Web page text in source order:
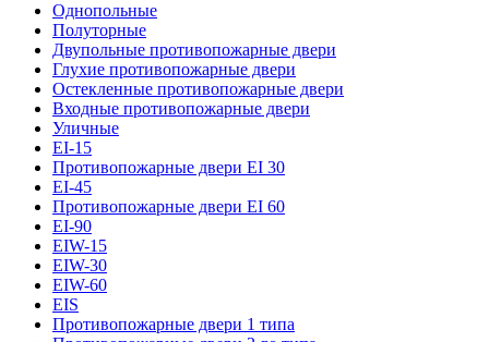
Однопольные
Полуторные
Двупольные противопожарные двери
Глухие противопожарные двери
Остекленные противопожарные двери
Входные противопожарные двери
Уличные
EI-15
Противопожарные двери EI 30
EI-45
Противопожарные двери EI 60
EI-90
EIW-15
EIW-30
EIW-60
EIS
Противопожарные двери 1 типа